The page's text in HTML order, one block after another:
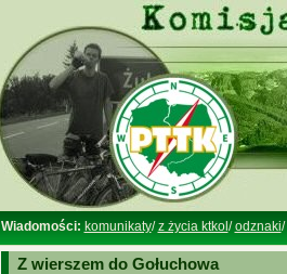
Wiadomości: komunikaty/z życia ktkol /odznaki/
Z wierszem do Gołuchowa